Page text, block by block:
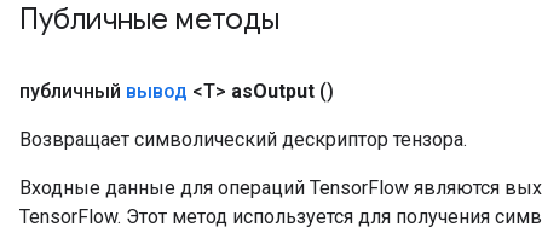
Публичные методы
публичный вывод <T> asOutput ()
Возвращает символический дескриптор тензора.
Входные данные для операций TensorFlow являются
TensorFlow. Этот метод используется для получения